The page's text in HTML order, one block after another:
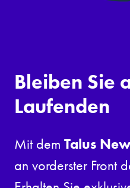
Bleiben Sie
Laufenden
Mit dem Talus
an vorderster Front